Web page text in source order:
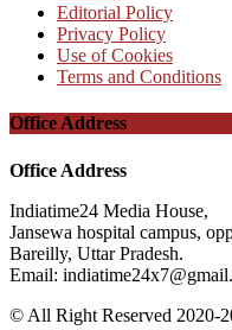
Editorial Policy
Privacy Policy
Use of Cookies
Terms and Conditions
Office Address
Office Address
Indiatime24 Media House,
Jansewa hospital campus,
Bareilly, Uttar Pradesh.
Email:
© All Right Reserved 2020-